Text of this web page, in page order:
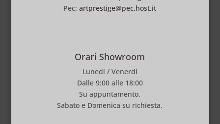
Pec:artprestige@pec.host.it
Orari Showroom
Lunedi / Venerdi
Dalle 9:00 alle 18:00
Su appuntamento.
Sabato e Domenica su richiesta.